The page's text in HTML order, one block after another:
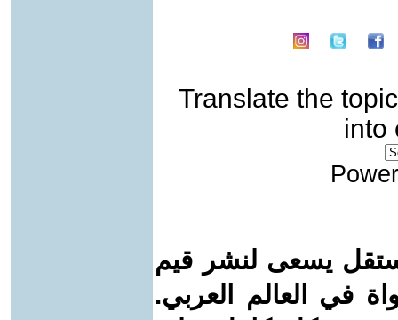
Translate the topic
into
يسعى لنشر قيم
في العالم العربي.